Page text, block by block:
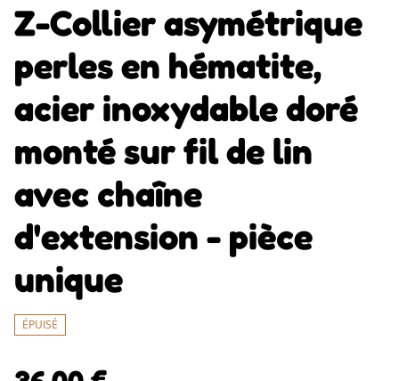
Z-Collier asymétrique
perles en hématite,
acier inoxydable doré
monté sur fil de lin
avec chaîne
d'extension - pièce
unique
ÉPUISÉ